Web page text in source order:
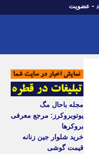
- عضویت
مجله باحال مگ
یوتوبروکرز: مرجع معرفی
بروکرها
خرید شلوار جین زنانه
قیمت گوشی